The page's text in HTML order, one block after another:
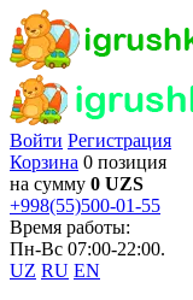
Войти Регистрация
Корзина 0 позиция
на сумму 0 UZS
+998(55)500-01-55
Время работы:
Пн-Вс 07:00-22:00.
UZ RU EN